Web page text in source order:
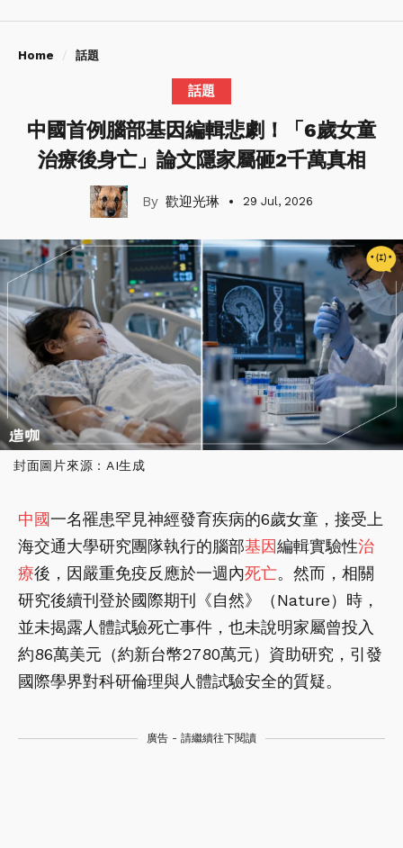
Home 話題
話題
中國首例腦部基因編輯悲劇！「6歲女童
治療後身亡」論文隱家屬砸2千萬真相
歡迎光琳 29 Jul, 2026
封面圖片來源：AI生成
中國一名罹患罕見神經發育疾病的6歲女童，接受上
海交通大學研究團隊執行的腦部基因編輯實驗性治
療後，因嚴重免疫反應於一週內死亡。然而，相關
研究後續刊登於國際期刊《自然》（Nature）時，
並未揭露人體試驗死亡事件，也未說明家屬曾投入
約86萬美元（約新台幣2780萬元）資助研究，引發
國際學界對科研倫理與人體試驗安全的質疑。
廣告 - 請繼續往下閱讀